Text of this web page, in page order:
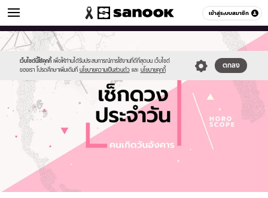
เข้าสู่ระบบสมาชิก
ดูดวง หมวดอื่นๆ
เว็บไซต์นี้ใช้คุกกี้ เพื่อให้ท่านได้รับประสบการณ์การใช้งานที่ดีที่สุดบน เว็บไซต์
ของเรา โปรดศึกษาเพิ่มเติมที่ นโยบายความเป็นส่วนตัว และ นโยบายคุกกี้
ตกลง
Sanook
//s.isanook.com/sr/0/images/logo-
new-
sanook.png
600
60
//s.isanook.com/ho/0/ud/fxd/day/daily-
horoscope-
tuesday.jpg